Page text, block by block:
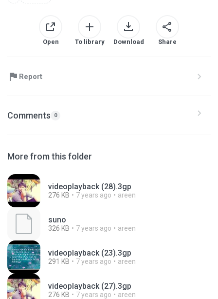
Open To library Download Share
Report
Comments 0
More from this folder
videoplayback (28).3gp
276 KB 7 years ago areen
suno
326 KB 7 years ago areen
videoplayback (23).3gp
291 KB 7 years ago areen
videoplayback (27).3gp
276 KB 7 years ago areen